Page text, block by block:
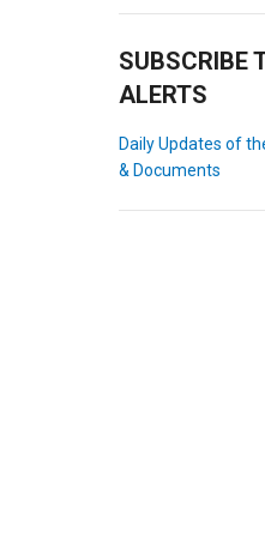
SUBSCRIBE
ALERTS
Daily Updates of
& Documents